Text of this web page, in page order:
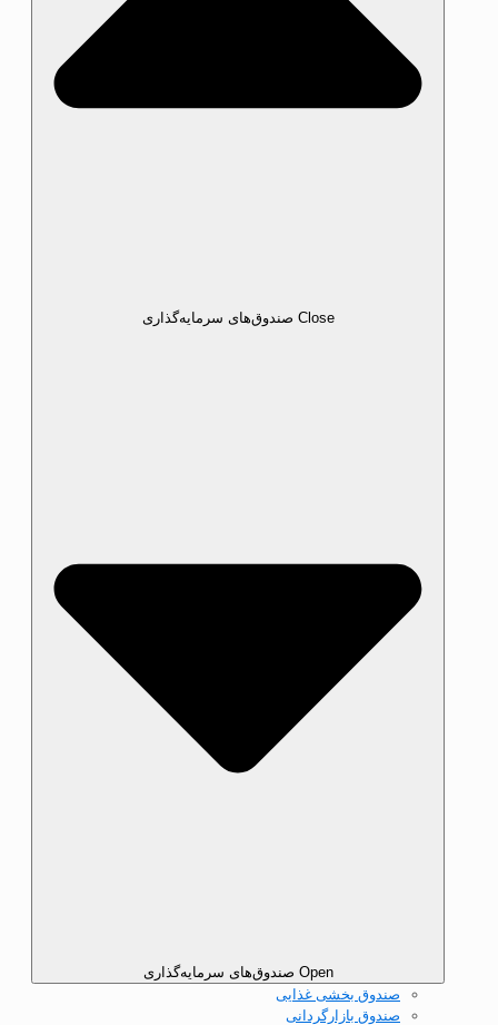
Close صندوق‌های سرمایه‌گذاری
Open صندوق‌های سرمایه‌گذاری
صندوق بخشی غذایی
صندوق بازارگردانی